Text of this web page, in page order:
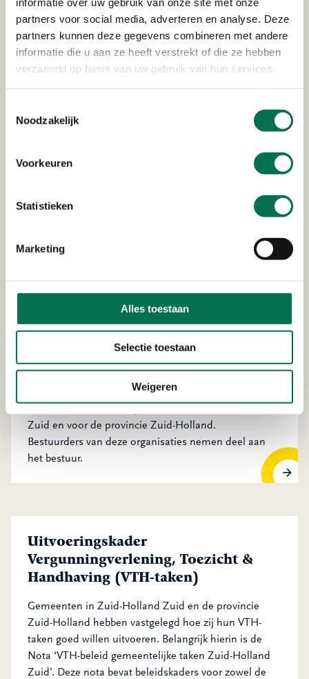
partners voor social media, adverteren en analyse. Deze
partners kunnen deze gegevens combineren met andere
informatie die u aan ze heeft verstrekt of die ze hebben
verzameld op basis van uw gebruik van hun services.
Noodzakelijk
Voorkeuren
Statistieken
Marketing
Alles toestaan
Selectie toestaan
Weigeren
onderwerpen als veiligheid, duurzaamheid en
gezondheid met elkaar.
Wie OZHZ bestuurt
Als OZHZ zijn wij een uitvoeringsdienst, een
gemeenschappelijke regeling. Er is een dagelijks en
Hoe wordt OZHZ bestuurd?
Stukken en vergaderdata
openbaar, iedereen kan ze bijwonen. De
vergaderstukken, vastgestelde documenten en
terugkoppelingen vindt u online.
Stukken en vergaderdata
Zuid en voor de provincie Zuid-Holland.
Bestuurders van deze organisaties nemen deel aan
het bestuur.
Uitvoeringskader
Vergunningverlening, Toezicht &
Handhaving (VTH-taken)
Gemeenten in Zuid-Holland Zuid en de provincie
Zuid-Holland hebben vastgelegd hoe zij hun VTH-
taken goed willen uitvoeren. Belangrijk hierin is de
Nota ‘VTH-beleid gemeentelijke taken Zuid-Holland
Zuid’. Deze nota bevat beleidskaders voor zowel de